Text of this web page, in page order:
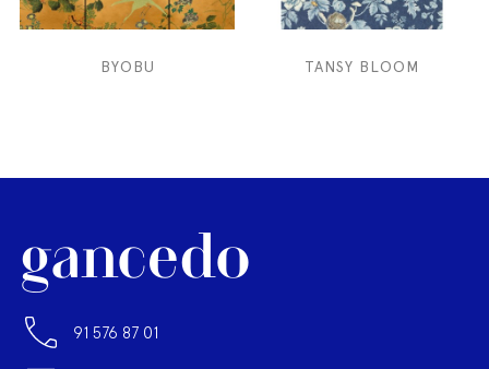
BYOBU TANSY BLOOM
91 576 87 01